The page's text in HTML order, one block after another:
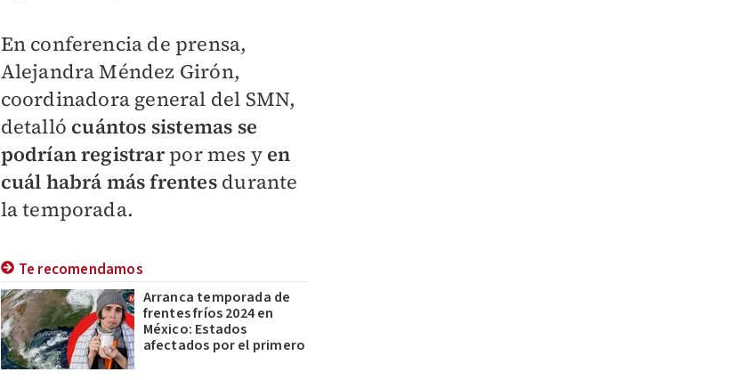
En conferencia de prensa,
Alejandra Méndez Girón,
coordinadora general del SMN,
detalló cuántos sistemas se
podrían registrarpor mes y en
cuál habrá más frentesdurante
la temporada.
Te recomendamos
Arranca temporada de
frentes fríos 2024 en
México: Estados
afectados por el primero